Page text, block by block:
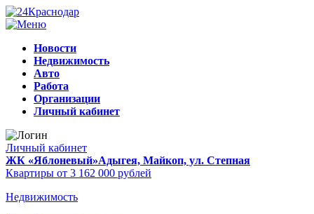
Новости
Недвижимость
Авто
Работа
Организации
Личный кабинет
Личный кабинет
ЖК «Яблоневый»Адыгея, Майкоп, ул. Степная
Квартиры от 3 162 000 рублей
Недвижимость